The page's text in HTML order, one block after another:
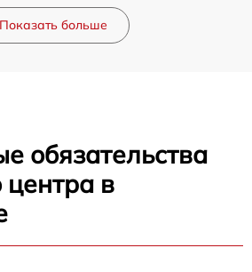
Показать больше
обязательства
центра в